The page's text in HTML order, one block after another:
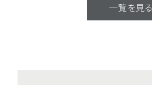
一覧を見る